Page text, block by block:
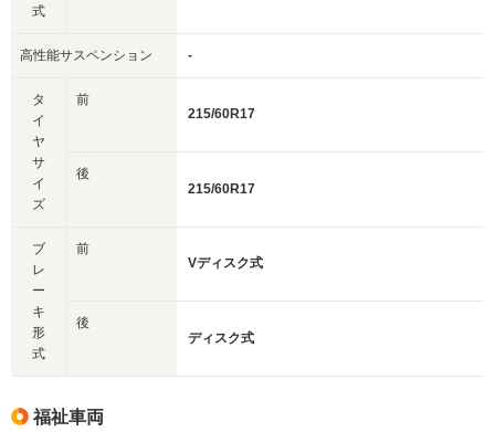
式
高性能サスペンション -
タ
イ
ヤ
サ
イ
ズ
前
215/60R17
後
215/60R17
ブ
レ
ー
キ
形
式
前
Vディスク式
後
ディスク式
福祉車両